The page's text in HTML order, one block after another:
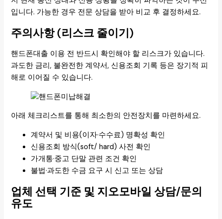
입니다. 가능한 경우 전문 상담을 받아 비교 후 결정하세요.
주의사항 (리스크 줄이기)
핸드폰대출 이용 전 반드시 확인해야 할 리스크가 있습니다.
과도한 금리, 불완전한 계약서, 신용조회 기록 등은 장기적 피
해로 이어질 수 있습니다.
아래 체크리스트를 통해 최소한의 안전장치를 마련하세요.
계약서 및 비용(이자·수수료) 명확성 확인
신용조회 방식(soft/ hard) 사전 확인
가개통·중고 단말 관련 조건 확인
불법·과도한 수금 요구 시 신고 또는 상담
업체 선택 기준 및 지오모바일 상담/문의
유도